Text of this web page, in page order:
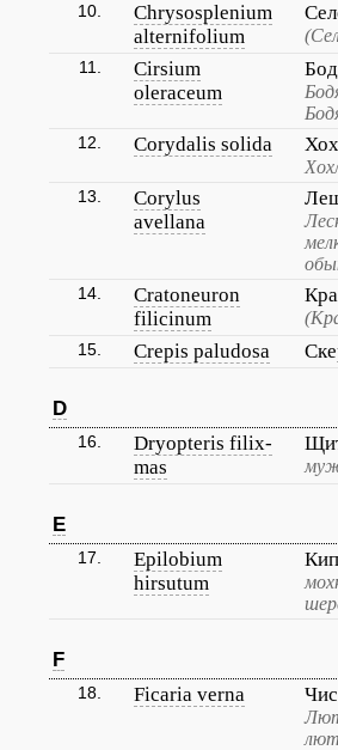
10.
Chrysosplenium
alternifolium
11.
Cirsium
oleraceum
12. Corydalis solida
13.
Corylus
avellana
14.
Cratoneuron
filicinum
15. Crepis paludosa
D
16.
Dryopteris filix-
mas
E
17.
Epilobium
hirsutum
F
18. Ficaria verna